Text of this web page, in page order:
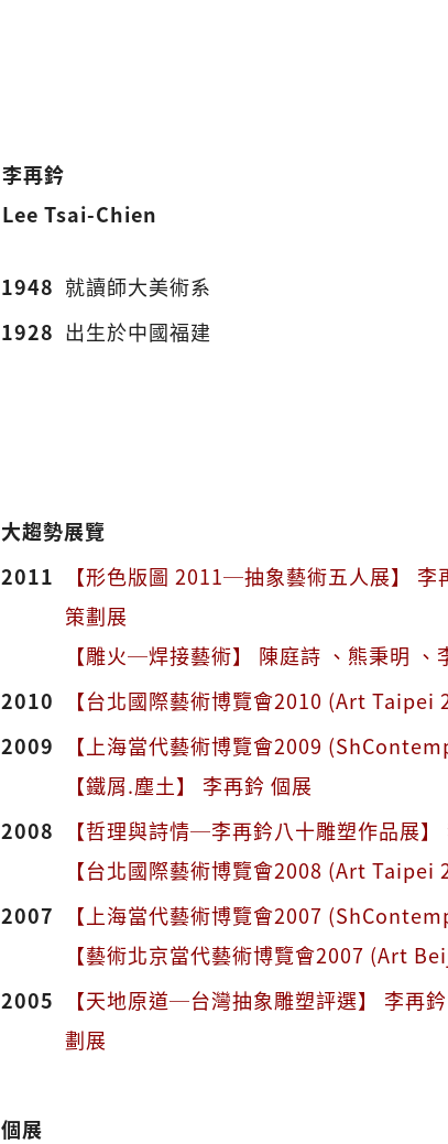
李再鈐
Lee Tsai-Chien
1948 就讀師大美術系
1928 出生於中國福建
大趨勢展覽
2011
【形色版圖 2011─抽象藝術五人展】
策劃展
【雕火─焊接藝術】 陳庭詩 、熊秉明
2010
【台北國際藝術博覽會2010 (Art Taipei
2009
【上海當代藝術博覽會2009
【鐵屑.塵土】 李再鈐 個展
2008
【哲理與詩情─李再鈐八十雕塑作品展
【台北國際藝術博覽會2008 (Art Taipei
2007
【上海當代藝術博覽會2007
【藝術北京當代藝術博覽會2007 (Art
2005
【天地原道─台灣抽象雕塑評選】 李再
劃展
個展